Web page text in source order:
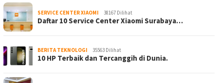
SERVICE CENTER XIAOMI 38167 Dilihat
Daftar 10 Service Center Xiaomi Surabaya…
BERITA TEKNOLOGI 35563 Dilihat
10 HP Terbaik dan Tercanggih di Dunia.